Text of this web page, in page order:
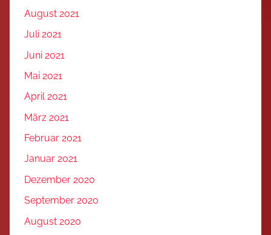
August 2021
Juli 2021
Juni 2021
Mai 2021
April 2021
März 2021
Februar 2021
Januar 2021
Dezember 2020
September 2020
August 2020